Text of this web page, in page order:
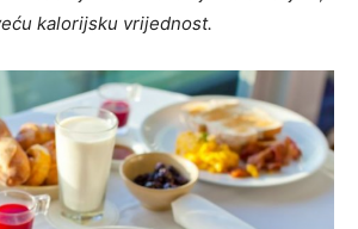
kalorijsku vrijednost.